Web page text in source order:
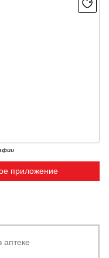
приложение
аптеке